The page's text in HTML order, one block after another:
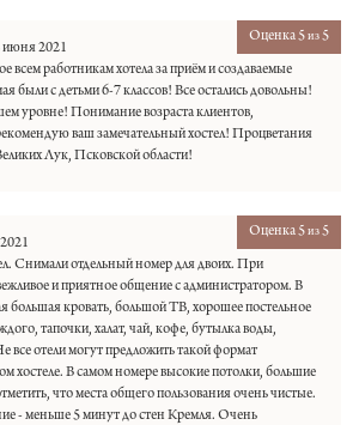
Оценка 5из5
июня 2021
работникам хотела за приём и создаваемые
были с детьми 6-7 классов! Все остались довольны!
уровне! Понимание возраста клиентов,
ваш замечательный хостел! Процветания
Лук, Псковской области!
Оценка 5из5
Снимали отдельный номер для двоих. При
и приятное общение с администратором. В
большая кровать, большой ТВ, хорошее постельное
тапочки, халат, чай, кофе, бутылка воды,
все отели могут предложить такой формат
хостеле. В самом номере высокие потолки, большие
что места общего пользования очень чистые.
- меньше 5 минут до стен Кремля. Очень